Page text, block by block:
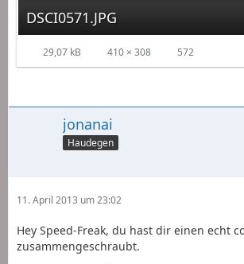
DSCI0571.JPG
29,07 kB 410 × 308 572
jonanai
Haudegen
11. April 2013 um 23:02
Hey Speed-Freak, du hast dir einen echt
zusammengeschraubt.